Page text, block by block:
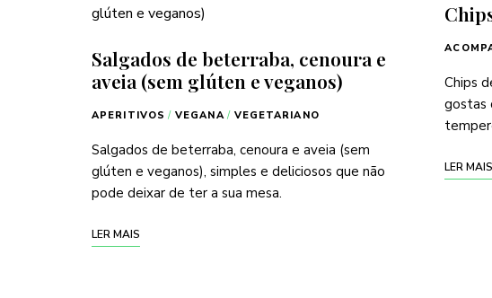
Salgados de beterraba, cenoura e
aveia (sem glúten e veganos)
APERITIVOS / VEGANA/ VEGETARIANO
Salgados de beterraba, cenoura e aveia (sem
glúten e veganos), simples e deliciosos que não
pode deixar de ter a sua mesa.
LER MAIS
Chips
gostas
LER MAIS